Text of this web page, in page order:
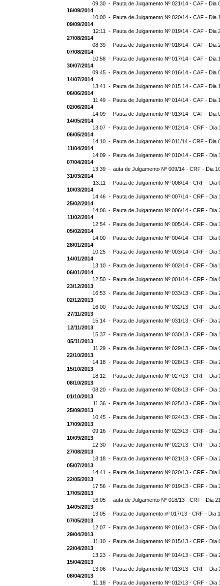
09:30 - Pauta de Julgamento Nº 021/14 - CAF - Dia
16/09/2014
10:00 - Pauta de Julgamento Nº 020/14 - CAF - Dia
09/09/2014
12:11 - Pauta de Julgamento Nº 019/14 - CAF - Dia
27/08/2014
08:39 - Pauta de Julgamento Nº 018/14 - CAF - Dia
07/08/2014
10:58 - Pauta de Julgamento Nº 017/14 - CAF - Dia
30/07/2014
09:45 - Pauta de Julgamento Nº 016/14 - CAF - Dia
14/07/2014
13:41 - Pauta de Julgamento Nº 015 14 - CAF - Dia
06/06/2014
11:49 - Pauta de Julgamento Nº 014/14 - CAF - Dia
02/06/2014
14:09 - Pauta de Julgamento Nº 013/14 - CAF - Dia
14/05/2014
13:07 - Pauta de Julgamento Nº 012/14 - CRF - Dia
06/05/2014
14:10 - Pauta de Julgamento Nº 011/14 - CRF - Dia
11/04/2014
14:09 - Pauta de Julgamento Nº 010/14 - CRF - Dia
07/04/2014
13:39 - auta de Julgamento Nº 009/14 - CRF - Dia
31/03/2014
13:11 - Pauta de Julgamento Nº 008/14 - CRF - Dia
10/03/2014
14:46 - Pauta de Julgamento Nº 007/14 - CRF - Dia
25/02/2014
14:06 - Pauta de Julgamento Nº 006/14 - CRF - Dia
11/02/2014
12:54 - Pauta de Julgamento Nº 005/14 - CRF - Dia
05/02/2014
14:00 - Pauta de Julgamento Nº 004/14 - CRF - Dia
28/01/2014
10:25 - Pauta de Julgamento Nº 003/14 - CRF - Dia
14/01/2014
13:10 - Pauta de Julgamento Nº 002/14 - CRF - Dia
06/01/2014
12:50 - Pauta de Julgamento Nº 001/14 - CRF - Dia
23/12/2013
16:53 - Pauta de Julgamento Nº 033/13 - CRF - Dia
02/12/2013
16:00 - Pauta de Julgamento Nº 032/13 - CRF - Dia
27/11/2013
15:14 - Pauta de Julgamento Nº 031/13 - CRF - Dia
12/11/2013
15:37 - Pauta de Julgamento Nº 030/13 - CRF - Dia
05/11/2013
11:29 - Pauta de Julgamento Nº 029/13 - CRF - Dia
22/10/2013
14:18 - Pauta de Julgamento Nº 028/13 - CRF - Dia
15/10/2013
18:12 - Pauta de Julgamento Nº 027/13 - CRF - Dia
08/10/2013
08:20 - Pauta de Julgamento Nº 026/13 - CRF - Dia
01/10/2013
11:36 - Pauta de Julgamento Nº 025/13 - CRF - Dia
25/09/2013
10:45 - Pauta de Julgamento Nº 024/13 - CRF - Dia
17/09/2013
09:16 - Pauta de Julgamento Nº 023/13 - CRF - Dia
10/09/2013
12:30 - Pauta de Julgamento Nº 022/13 - CRF - Dia
27/08/2013
18:18 - Pauta de Julgamento Nº 021/13 - CRF - Dia
05/07/2013
14:41 - Pauta de Julgamento Nº 020/13 - CRF - Dia
22/05/2013
17:56 - Pauta de Julgamento Nº 019/13 - CRF - Dia
17/05/2013
16:05 - auta de Julgamento Nº 018/13 - CRF - Dia
14/05/2013
13:05 - Pauta de Julgamento nº 017/13 - CRF - Dia
07/05/2013
12:07 - Pauta de Julgamento Nº 016/13 - CRF - Dia
29/04/2013
11:10 - Pauta de Julgamento Nº 015/13 - CRF - Dia
22/04/2013
13:23 - Pauta de Julgamento Nº 014/13 - CRF - Dia
15/04/2013
13:06 - Pauta de Julgamento Nº 013/13 - CRF - Dia
08/04/2013
11:18 - Pauta de Julgamento Nº 012/13 - CRF - Dia